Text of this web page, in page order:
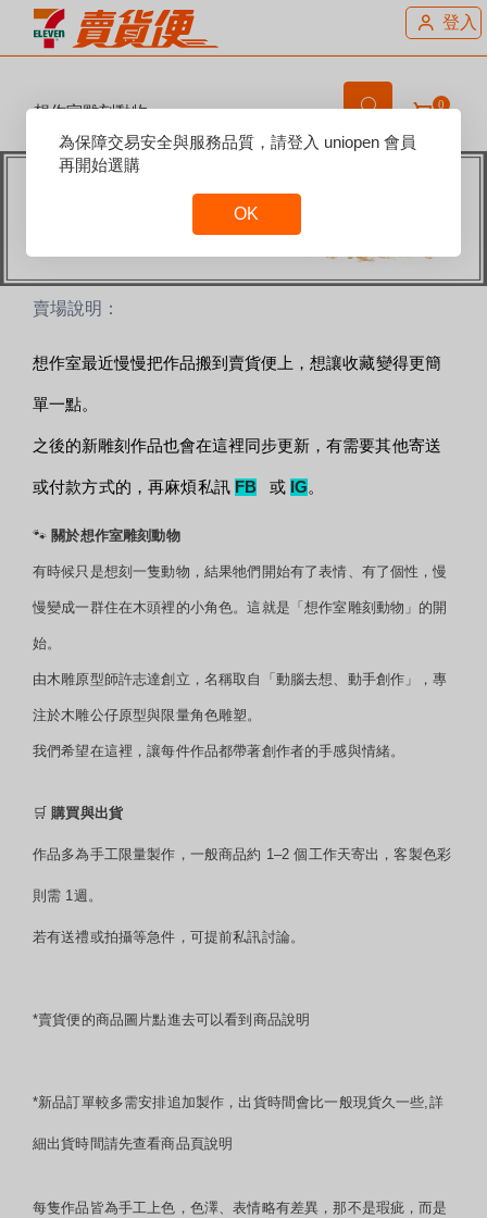
登入
想作室雕刻動物 0
賣場說明：
想作室最近慢慢把作品搬到賣貨便上， 想讓收藏變得更簡
單一點。
之後的新雕刻作品也會在這裡同步更新， 有需要其他寄送
或付款方式的，再麻煩私訊 FB 或 IG。
🐾 關於想作室雕刻動物
有時候只是想刻一隻動物， 結果牠們開始有了表情、有了個性，慢
慢變成一群住在木頭裡的小角色。這就是「想作室雕刻動物」的開
始。
由木雕原型師許志達創立， 名稱取自「動腦去想、動手創作」，專
注於木雕公仔原型與限量角色雕塑。
我們希望在這裡，讓每件作品都帶著創作者的手感與情緒。
🛒 購買與出貨
作品多為手工限量製作， 一般商品約 1–2 個工作天寄出，客製色彩
則需 1週。
若有送禮或拍攝等急件，可提前私訊討論。
*賣貨便的商品圖片點進去可以看到商品說明
*新品訂單較多需安排追加製作，出貨時間會比一般現貨久一些, 詳
細出貨時間請先查看商品頁說明
每隻作品皆為手工上色，色澤、表情略有差異，那不是瑕疵，而是
Reset
Focus
為保障交易安全與服務品質，請登入 uniopen 會員
再開始選購
OK